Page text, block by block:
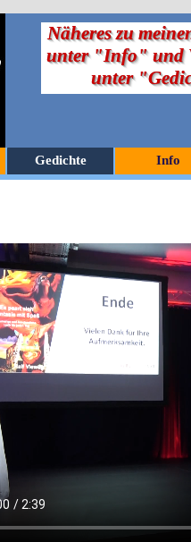
Gedichte Info
Näheres zu
unter "Info" und
unter